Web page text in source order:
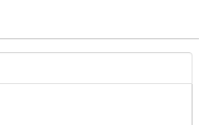
Wirtschaftswissenschaften (7)